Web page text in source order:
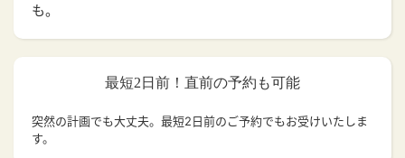
も。
最短2日前！直前の予約も可能
突然の計画でも大丈夫。 最短2日前のご予約でもお受けいたしま
す。